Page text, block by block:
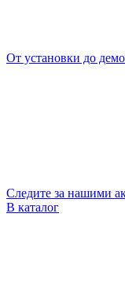
От установки до
Следите за нашими
В каталог